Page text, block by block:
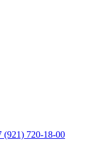
(921) 720-18-00